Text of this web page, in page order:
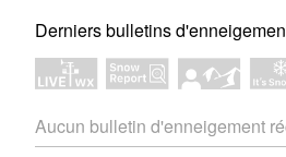
Derniers bulletins
Aucun bulletin d'enneigement